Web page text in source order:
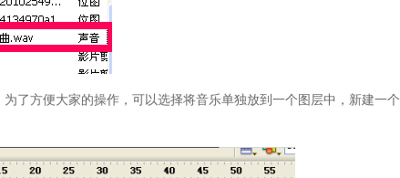
方便大家的操作，可以选择将音乐单独放到一个图层中，新建一个